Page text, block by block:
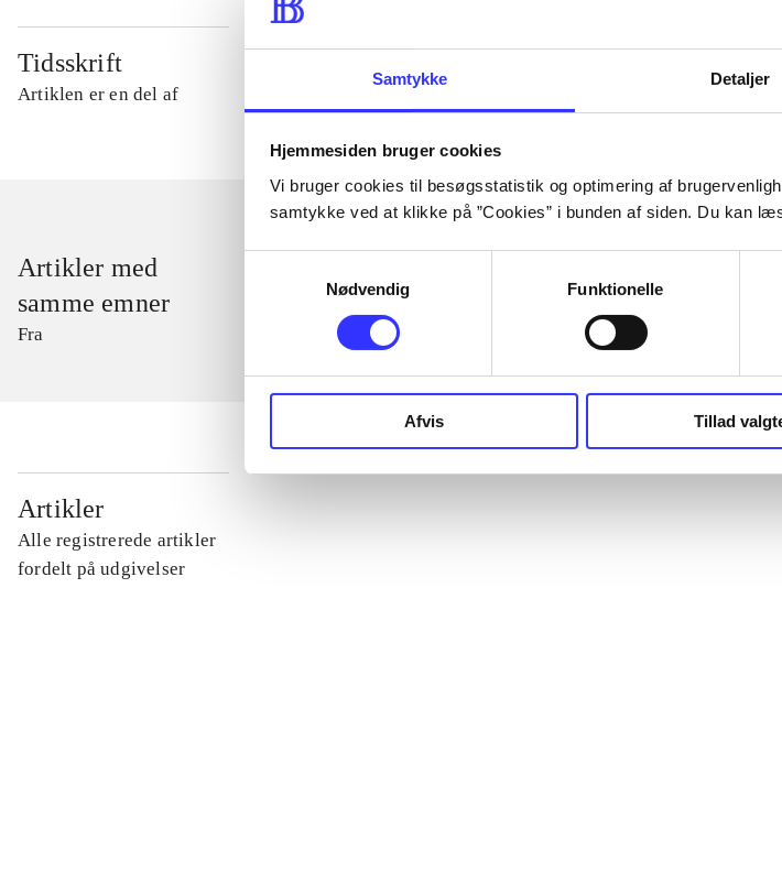
Samtykke Detaljer
Hjemmesiden bruger cookies
Vi bruger cookies til besøgsstatistik og optimering af
samtykke ved at klikke på ”Cookies” i bunden af siden. Du kan
Nødvendig
Funktionelle
Afvis Tillad
Tidsskrift
Artiklen er en del af
lorem ipsum dolor sit amet ...
Artikler med
samme emner
Fra
Artikler
Alle registrerede artikler
fordelt på udgivelser